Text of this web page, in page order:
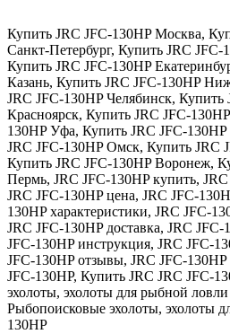
Купить JRC JFC-130HP Москва,
Санкт-Петербург, Купить JRC JFC-
Купить JRC JFC-130HP
Казань, Купить JRC JFC-130HP
JRC JFC-130HP Челябинск, Купить
Красноярск, Купить JRC JFC-
130HP Уфа, Купить JRC JFC-
JRC JFC-130HP Омск, Купить JRC
Купить JRC JFC-130HP Воронеж,
Пермь, JRC JFC-130HP купить,
JRC JFC-130HP цена, JRC JFC-
130HP характеристики, JRC JFC-
JRC JFC-130HP доставка, JRC JFC-
JFC-130HP инструкция, JRC JFC-
JFC-130HP отзывы, JRC JFC-
JFC-130HP, Купить JRC JRC JFC-
эхолоты, эхолоты для рыбной
Рыбопоисковые эхолоты, эхолоты
130HP